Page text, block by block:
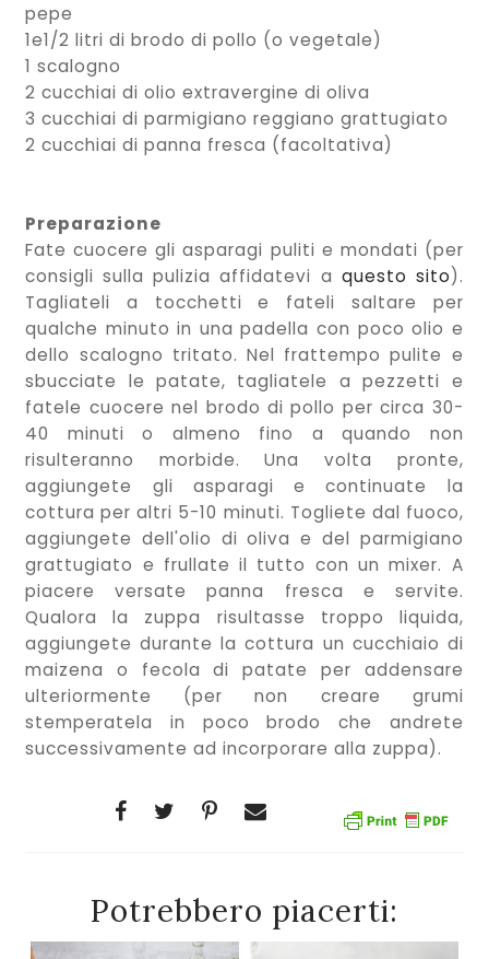
pepe
1e1/2 litri di brodo di pollo (o vegetale)
1 scalogno
2 cucchiai di olio extravergine di oliva
3 cucchiai di parmigiano reggiano grattugiato
2 cucchiai di panna fresca (facoltativa)
Preparazione
Fate cuocere gli asparagi puliti e mondati (per
consigli sulla pulizia affidatevi a questo sito).
Tagliateli a tocchetti e fateli saltare per
qualche minuto in una padella con poco olio e
dello scalogno tritato. Nel frattempo pulite e
sbucciate le patate, tagliatele a pezzetti e
fatele cuocere nel brodo di pollo per circa 30-
40 minuti o almeno fino a quando non
risulteranno morbide. Una volta pronte,
aggiungete gli asparagi e continuate la
cottura per altri 5-10 minuti. Togliete dal fuoco,
aggiungete dell'olio di oliva e del parmigiano
grattugiato e frullate il tutto con un mixer. A
piacere versate panna fresca e servite.
Qualora la zuppa risultasse troppo liquida,
aggiungete durante la cottura un cucchiaio di
maizena o fecola di patate per addensare
ulteriormente (per non creare grumi
stemperatela in poco brodo che andrete
successivamente ad incorporare alla zuppa).
Potrebbero piacerti: